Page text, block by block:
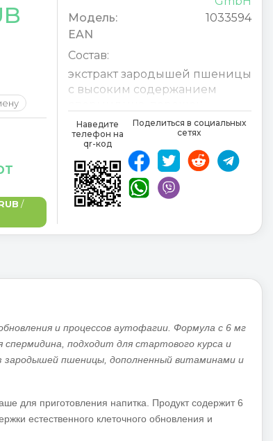
/
Модель:
1033594
EAN
Состав:
экстракт зародышей пшеницы
с высоким содержанием
лимонного сока,
трикальцийфосфат,яблочный
порошок
каротин,глюконат
цинка, лимонная кислота,
тиамина гидрохлорид
Наведите
телефон на
qr-код
Поделиться в социальных
сетях
и процессов аутофагии. Формула с 6 мг
подходит для стартового курса и
зародышей пшеницы, дополненный витаминами и
для приготовления напитка. Продукт содержит 6
естественного клеточного обновления и